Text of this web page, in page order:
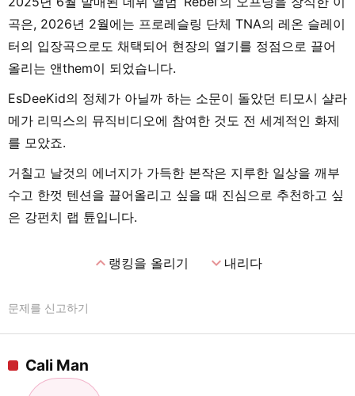
곡은, 2026년 2월에는 프로레슬링 단체 TNA의 레온 슬레이
터의 입장곡으로도 채택되어 현장의 열기를 정점으로 끌어
올리는 앤them이 되었습니다.
EsDeeKid의 정체가 아닐까 하는 소문이 돌았던 티모시 샬라
메가 리믹스의 뮤직비디오에 참여한 것도 전 세계적인 화제
를 모았죠.
거칠고 날것의 에너지가 가득한 본작은 지루한 일상을 깨부
수고 한껏 텐션을 끌어올리고 싶을 때 진심으로 추천하고 싶
은 강펀치 랩 튠입니다.
expand_less랭킹을 올리기 expand_more내리다
문제를 신고하기
Cali Man